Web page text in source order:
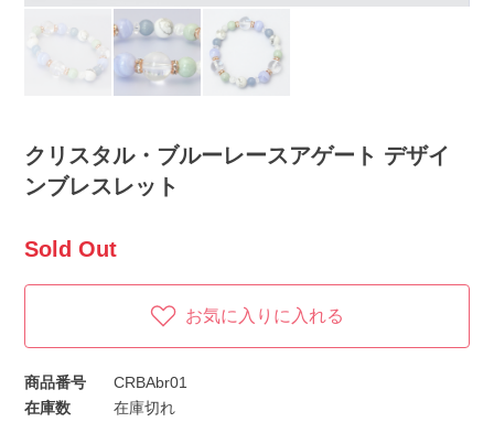
クリスタル・ブルーレースアゲート デザイ
ンブレスレット
Sold Out
お気に入りに入れる
商品番号
CRBAbr01
在庫数
在庫切れ